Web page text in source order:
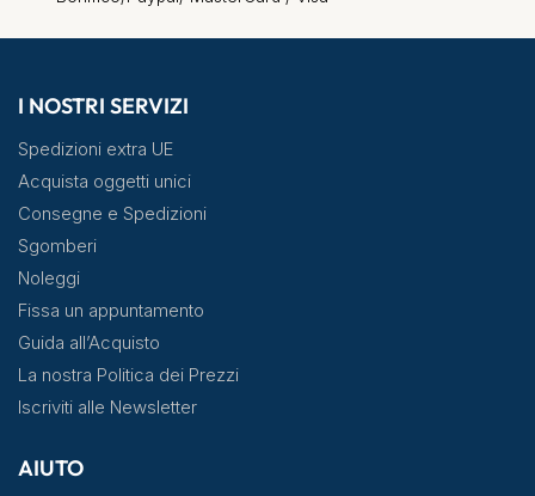
I NOSTRI SERVIZI
Spedizioni extra UE
Acquista oggetti unici
Consegne e Spedizioni
Sgomberi
Noleggi
Fissa un appuntamento
Guida all’Acquisto
La nostra Politica dei Prezzi
Iscriviti alle Newsletter
AIUTO